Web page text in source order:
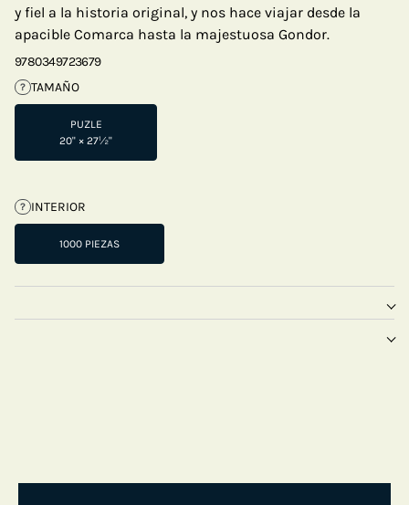
y fiel a la historia original, y nos hace viajar desde la
apacible Comarca hasta la majestuosa Gondor.
9780349723679
? TAMAÑO
PUZLE
20" × 27½"
? INTERIOR
1000 PIEZAS